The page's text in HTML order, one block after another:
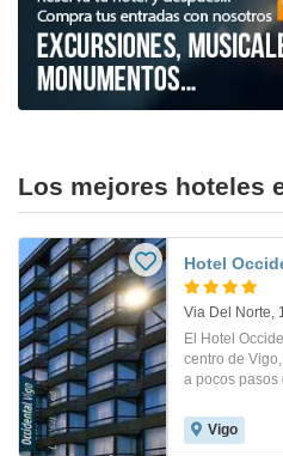
Los mejores hoteles
Hotel
Via Del Norte,
El Hotel
centro de
a pocos pasos
Vigo